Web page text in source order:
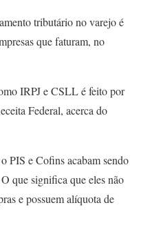
tributário no varejo é
que faturam, no
IRPJ e CSLL é feito por
Federal, acerca do
PIS e Cofins acabam sendo
que significa que eles não
e possuem alíquota de